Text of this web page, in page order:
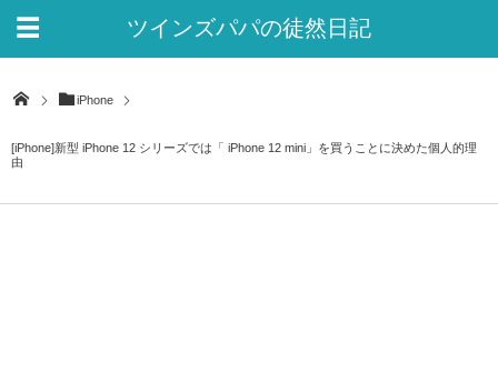
ツインズパパの徒然日記
iPhone
[iPhone]新型 iPhone 12 シリーズでは「 iPhone 12 mini」を買うことに決めた個人的理
由